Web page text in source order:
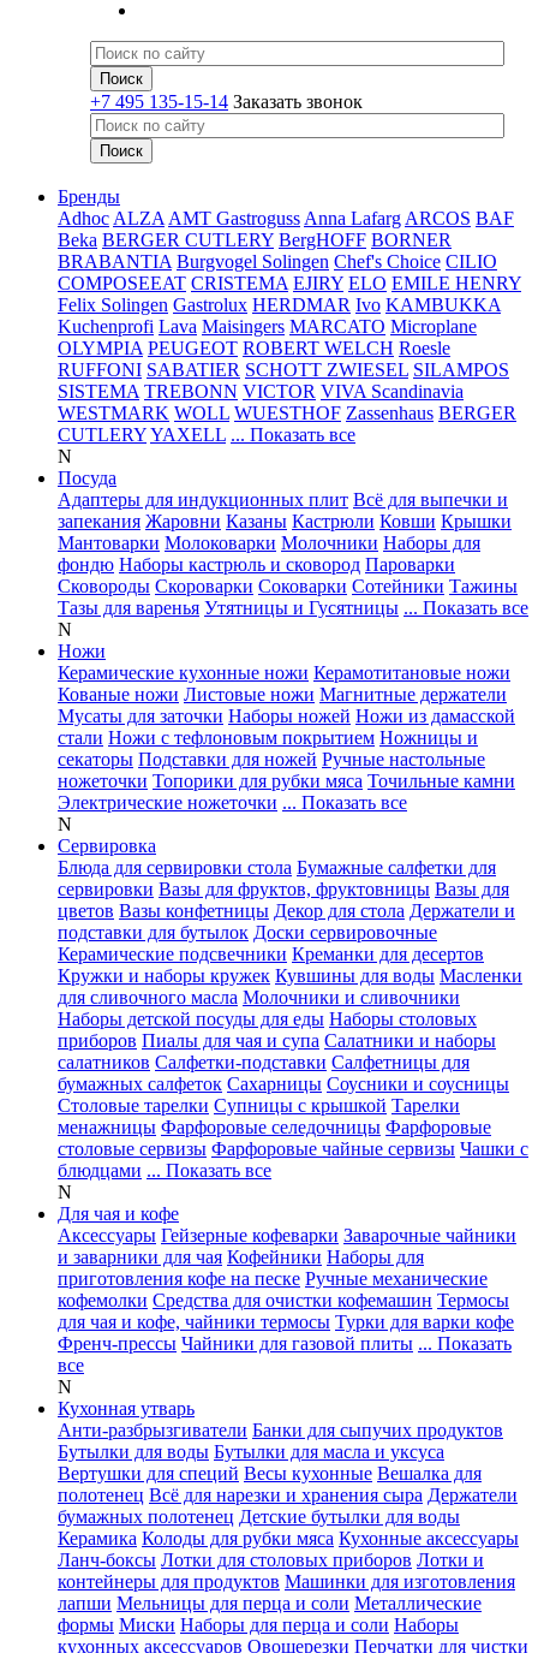
+7 495 135-15-14 Заказать звонок
Бренды
Adhoc ALZA AMT Gastroguss Anna Lafarg ARCOS BAF
Beka BERGER CUTLERY BergHOFF BORNER
BRABANTIA Burgvogel Solingen Chef's Choice CILIO
COMPOSEEAT CRISTEMA EJIRY ELO EMILE HENRY
Felix Solingen Gastrolux HERDMAR Ivo KAMBUKKA
Kuchenprofi Lava Maisingers MARCATO Microplane
OLYMPIA PEUGEOT ROBERT WELCH Roesle
RUFFONI SABATIER SCHOTT ZWIESEL SILAMPOS
SISTEMA TREBONN VICTOR VIVA Scandinavia
WESTMARK WOLL WUESTHOF Zassenhaus BERGER
CUTLERYYAXELL ... Показать все
N
Посуда
Адаптеры для индукционных плит Всё для выпечки и
запекания Жаровни Казаны Кастрюли Ковши Крышки
Мантоварки Молоковарки Молочники Наборы для
фондю Наборы кастрюль и сковород Пароварки
Сковороды Скороварки Соковарки Сотейники Тажины
Тазы для варенья Утятницы и Гусятницы ... Показать все
N
Ножи
Керамические кухонные ножи Керамотитановые ножи
Кованые ножи Листовые ножи Магнитные держатели
Мусаты для заточки Наборы ножей Ножи из дамасской
стали Ножи с тефлоновым покрытием Ножницы и
секаторы Подставки для ножей Ручные настольные
ножеточки Топорики для рубки мяса Точильные камни
Электрические ножеточки ... Показать все
N
Сервировка
Блюда для сервировки стола Бумажные салфетки для
сервировки Вазы для фруктов, фруктовницы Вазы для
цветов Вазы конфетницы Декор для стола Держатели и
подставки для бутылок Доски сервировочные
Керамические подсвечники Креманки для десертов
Кружки и наборы кружек Кувшины для воды Масленки
для сливочного масла Молочники и сливочники
Наборы детской посуды для еды Наборы столовых
приборов Пиалы для чая и супа Салатники и наборы
салатников Салфетки-подставки Салфетницы для
бумажных салфеток Сахарницы Соусники и соусницы
Столовые тарелки Супницы с крышкой Тарелки
менажницы Фарфоровые селедочницы Фарфоровые
столовые сервизы Фарфоровые чайные сервизы Чашки с
блюдцами ... Показать все
N
Для чая и кофе
Аксессуары Гейзерные кофеварки Заварочные чайники
и заварники для чая Кофейники Наборы для
приготовления кофе на песке Ручные механические
кофемолки Средства для очистки кофемашин Термосы
для чая и кофе, чайники термосы Турки для варки кофе
Френч-прессы Чайники для газовой плиты ... Показать
все
N
Кухонная утварь
Анти-разбрызгиватели Банки для сыпучих продуктов
Бутылки для воды Бутылки для масла и уксуса
Вертушки для специй Весы кухонные Вешалка для
полотенец Всё для нарезки и хранения сыра Держатели
бумажных полотенец Детские бутылки для воды
Керамика Колоды для рубки мяса Кухонные аксессуары
Ланч-боксы Лотки для столовых приборов Лотки и
контейнеры для продуктов Машинки для изготовления
лапши Мельницы для перца и соли Металлические
формы Миски Наборы для перца и соли Наборы
кухонных аксессуаров Овощерезки Перчатки для чистки